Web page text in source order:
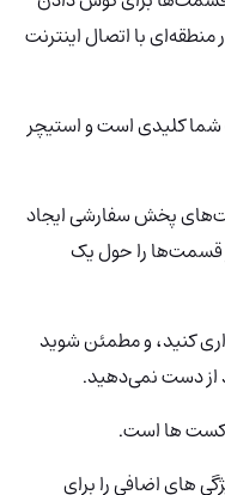
منطقه‌ای با اتصال اینترنت
کلیدی است و استیچر
پخش سفارشی ایجاد
قسمت‌ها را حول یک
کنید، و مطمئن شوید
از دست نمی‌دهید.
های اضافی را برای